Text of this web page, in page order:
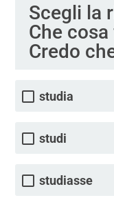
Scegli la
Che
Credo
studia
studi
studiasse